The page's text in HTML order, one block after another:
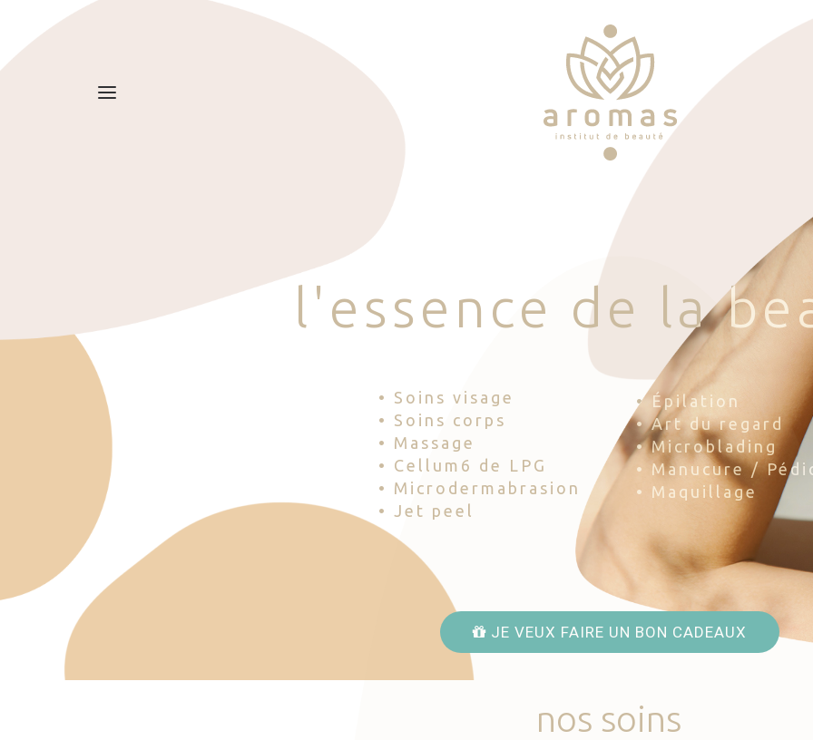
l 'esse nce d e la be
• Soins visage
• Soins corps
• Massage
• Cellum6 de LPG
• Microdermabrasion
• Jet peel
• Épilation
• Art du regard
• Microblading
• Manucure /
• Maquillage
JE VEUX FAIRE UN BON CADEAUX
nos soins